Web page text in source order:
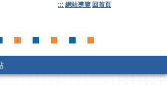
::: 網站導覽 回首頁